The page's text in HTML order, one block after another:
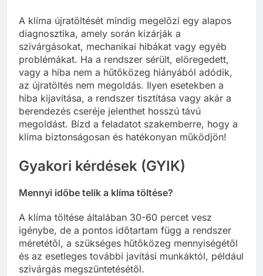
A klíma újratöltését mindig megelőzi egy alapos
diagnosztika, amely során kizárják a
szivárgásokat, mechanikai hibákat vagy egyéb
problémákat. Ha a rendszer sérült, elöregedett,
vagy a hiba nem a hűtőközeg hiányából adódik,
az újratöltés nem megoldás. Ilyen esetekben a
hiba kijavítása, a rendszer tisztítása vagy akár a
berendezés cseréje jelenthet hosszú távú
megoldást. Bízd a feladatot szakemberre, hogy a
klíma biztonságosan és hatékonyan működjön!
Gyakori kérdések (GYIK)
Mennyi időbe telik a klíma töltése?
A klíma töltése általában 30-60 percet vesz
igénybe, de a pontos időtartam függ a rendszer
méretétől, a szükséges hűtőközeg mennyiségétől
és az esetleges további javítási munkáktól, például
szivárgás megszüntetésétől.